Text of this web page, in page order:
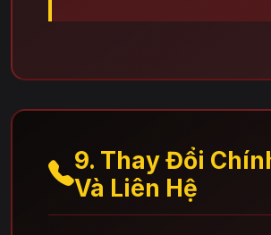
9. Thay Đổi
Và Liên Hệ